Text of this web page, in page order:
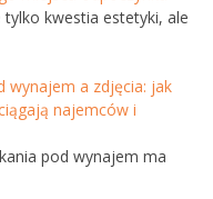
kwestia estetyki, ale
wynajem a zdjęcia: jak
najemców i
pod wynajem ma